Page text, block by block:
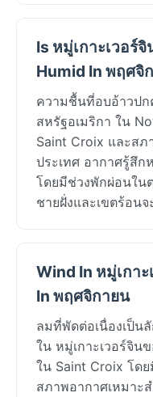
Is หมู่เกาะเวอร์
Humid In พฤศจิ
ความชื้นที่อบอ้าวปก
สหรัฐอเมริกา ใน
Saint Croix และส
ประเทศ อากาศรู้สึก
โดยมีช่วงพักผ่อนใน
ชายฝั่งและเขตร้อน
Wind In หมู่เกา
In พฤศจิกายน
ลมที่พัดต่อเนื่องเป็น
ใน หมู่เกาะเวอร์จิน
ใน Saint Croix โด
สภาพอากาศเหมาะ